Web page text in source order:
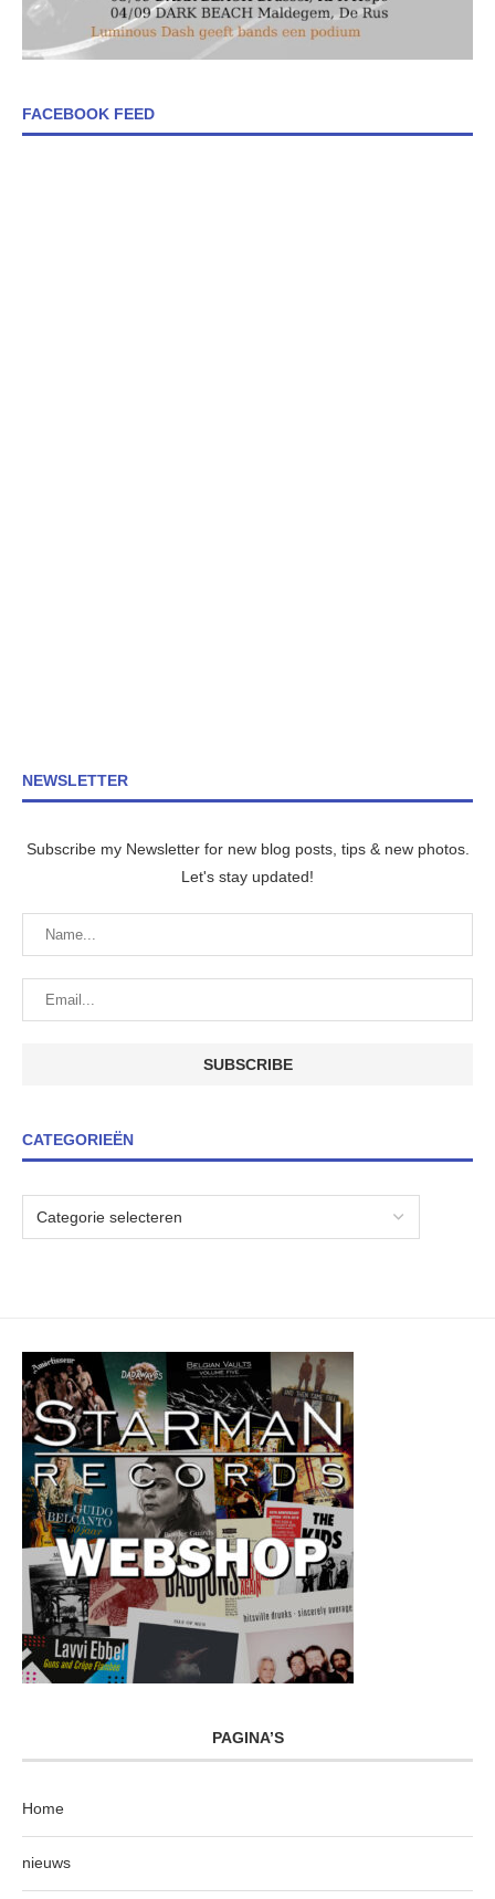
FACEBOOK FEED
NEWSLETTER
Subscribe my Newsletter for new blog posts, tips & new photos.
Let's stay updated!
CATEGORIEËN
PAGINA’S
Home
nieuws